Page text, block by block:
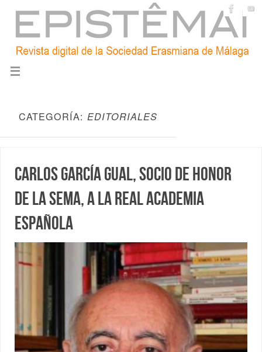
CATEGORÍA: EDITORIALES
Carlos García Gual, Socio de Honor
de la SEMA, a la Real Academia
Española